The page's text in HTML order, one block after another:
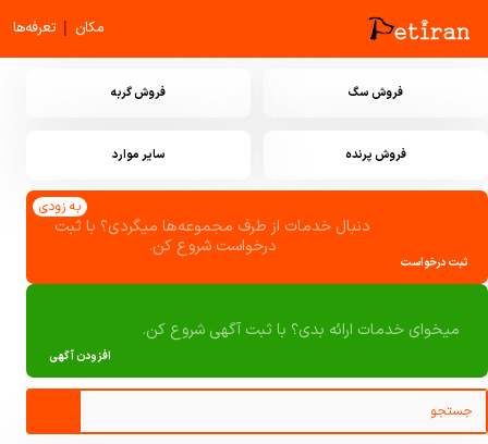
مکان | تعرفه‌ها
فروش سگ فروش گربه
فروش پرنده سایر موارد
ثبت درخواست
دنبال خدمات از طرف مجموعه‌ها میگردی؟ با ثبت
درخواست شروع کن.
به زودی
افزودن آگهی
میخوای خدمات ارائه بدی؟ با ثبت آگهی شروع کن.